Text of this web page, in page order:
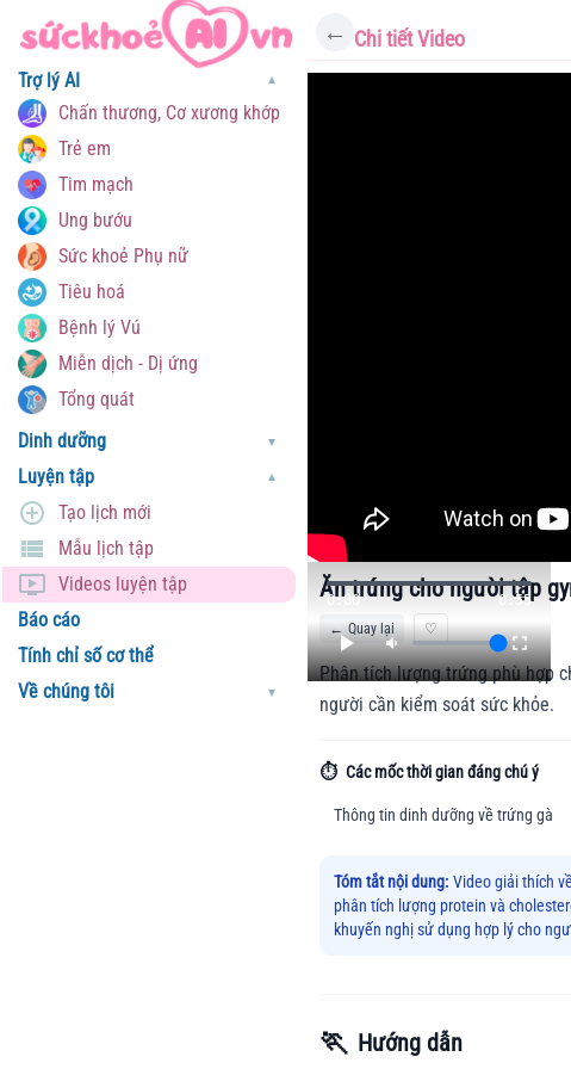
Trợ lý AI ▼
Chấn thương, Cơ xương khớp
Trẻ em
Tim mạch
Ung bướu
Sức khoẻ Phụ nữ
Tiêu hoá
Bệnh lý Vú
Miễn dịch - Dị ứng
Tổng quát
Dinh dưỡng
▼
Luyện tập ▼
Tạo lịch mới
Mẫu lịch tập
Videos luyện tập
Báo cáo
Tính chỉ số cơ thể
Về chúng tôi
▼
← Chi tiết Video
0:00 0:55
Ăn trứng cho người tập
← Quay lại ♡
Phân tích lượng trứng phù hợp
người cần kiểm soát sức khỏe.
⏱️ Các mốc thời gian đáng chú ý
Thông tin dinh dưỡng về trứng gà
Tóm tắt nội dung: Video giải thích
phân tích lượng protein và
khuyến nghị sử dụng hợp lý cho
🏃 Hướng dẫn